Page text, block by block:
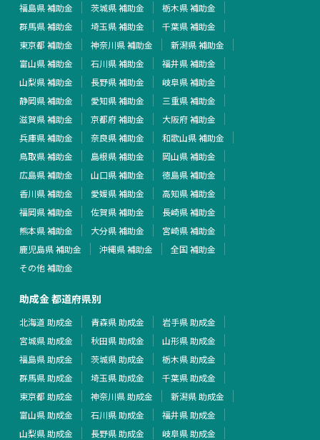
福島県 補助金
茨城県 補助金
栃木県 補助金
群馬県 補助金
埼玉県 補助金
千葉県 補助金
東京都 補助金
神奈川県 補助金
新潟県 補助金
富山県 補助金
石川県 補助金
福井県 補助金
山梨県 補助金
長野県 補助金
岐阜県 補助金
静岡県 補助金
愛知県 補助金
三重県 補助金
滋賀県 補助金
京都府 補助金
大阪府 補助金
兵庫県 補助金
奈良県 補助金
和歌山県 補助金
鳥取県 補助金
島根県 補助金
岡山県 補助金
広島県 補助金
山口県 補助金
徳島県 補助金
香川県 補助金
愛媛県 補助金
高知県 補助金
福岡県 補助金
佐賀県 補助金
長崎県 補助金
熊本県 補助金
大分県 補助金
宮崎県 補助金
鹿児島県 補助金
沖縄県 補助金
全国 補助金
その他 補助金
助成金 都道府県別
北海道 助成金 青森県 助成金
岩手県 助成金
宮城県 助成金
秋田県 助成金
山形県 助成金
福島県 助成金
茨城県 助成金
栃木県 助成金
群馬県 助成金
埼玉県 助成金
千葉県 助成金
東京都 助成金
神奈川県 助成金
新潟県 助成金
富山県 助成金
石川県 助成金
福井県 助成金
山梨県 助成金
長野県 助成金
岐阜県 助成金